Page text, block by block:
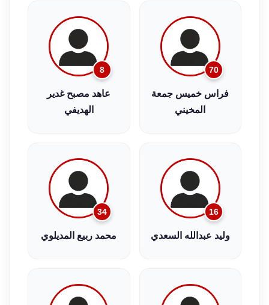
70
فراس خميس جمعة
المخيني
8
عاهد مصبح غدير
الهديفي
16
وليد عبدالله السعدي
34
محمد ربيع المديلوي